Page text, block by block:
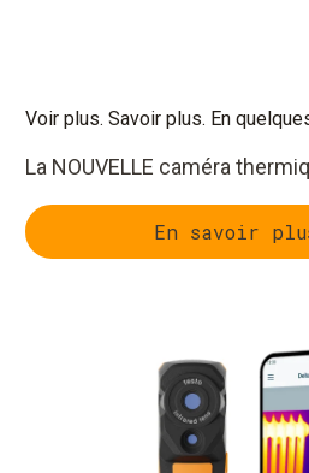
Voir plus. Savoir plus. En
La NOUVELLE caméra
En savoir